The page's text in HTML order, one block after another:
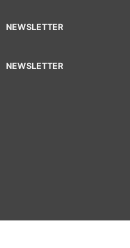
NEWSLETTER
NEWSLETTER